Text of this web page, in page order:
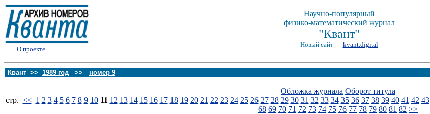
О проекте
Научно-популярный
физико-математический журнал
"Квант"
Новый сайт — kvant.digital
Квант >> 1989 год >> номер 9
Обложка журнала Оборот титула
стp. << 1 2 3 4 5 6 7 8 9 10 11 12 13 14 15 16 17 18 19 20 21 22 23 24 25 26 27 28 29 30 31 32 33 34 35 36 37 38 39 40 41 42 43
68 69 70 71 72 73 74 75 76 77 78 79 80 81 82 >>